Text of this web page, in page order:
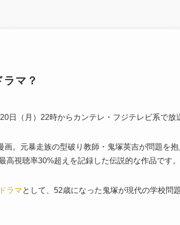
マ？
日（月）22時からカンテレ・フジテレビ系で放
画。元暴走族の型破り教師・鬼塚英吉が問題を
高視聴率30%超えを記録した伝説的な作品です。
ラマとして、52歳になった鬼塚が現代の学校問